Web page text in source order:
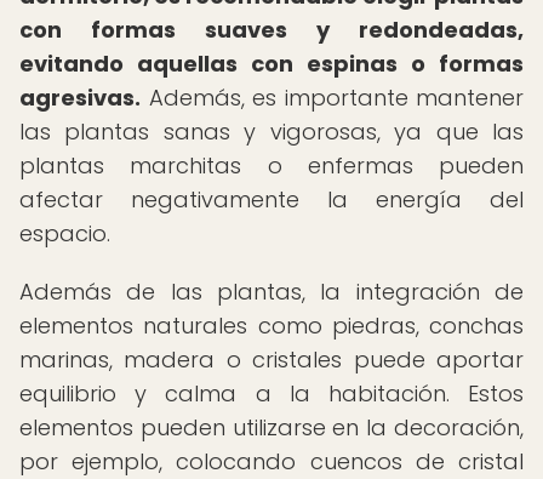
con formas suaves y redondeadas,
evitando aquellas con espinas o formas
agresivas. Además, es importante mantener
las plantas sanas y vigorosas, ya que las
plantas marchitas o enfermas pueden
afectar negativamente la energía del
espacio.
Además de las plantas, la integración de
elementos naturales como piedras, conchas
marinas, madera o cristales puede aportar
equilibrio y calma a la habitación. Estos
elementos pueden utilizarse en la decoración,
por ejemplo, colocando cuencos de cristal